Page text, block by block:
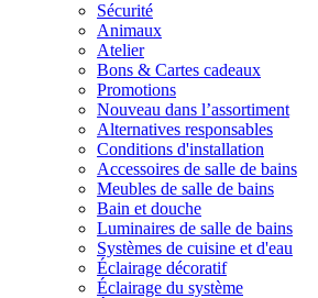
Sécurité
Animaux
Atelier
Bons & Cartes cadeaux
Promotions
Nouveau dans l’assortiment
Alternatives responsables
Conditions d'installation
Accessoires de salle de bains
Meubles de salle de bains
Bain et douche
Luminaires de salle de bains
Systèmes de cuisine et d'eau
Éclairage décoratif
Éclairage du système